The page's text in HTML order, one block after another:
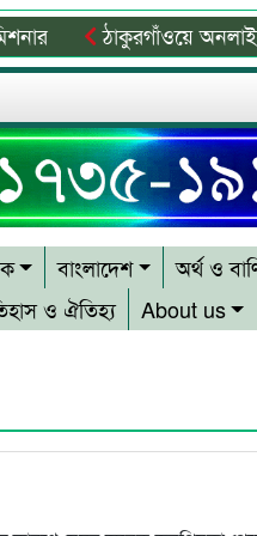
ঠাকুরগাঁওয়ে অনলাইন
কমিশনারের জকিগঞ্জ
বাংলাদেশ অর্থ ও
ও ঐতিহ্য About us